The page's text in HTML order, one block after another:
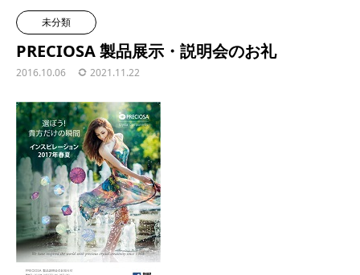
未分類
PRECIOSA 製品展示・説明会のお礼
2016.10.06 2021.11.22